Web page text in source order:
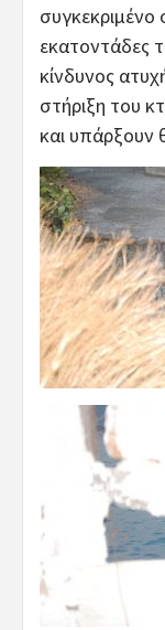
συγκεκριμένο
εκατοντάδες
κίνδυνος
στήριξη του
και υπάρξουν